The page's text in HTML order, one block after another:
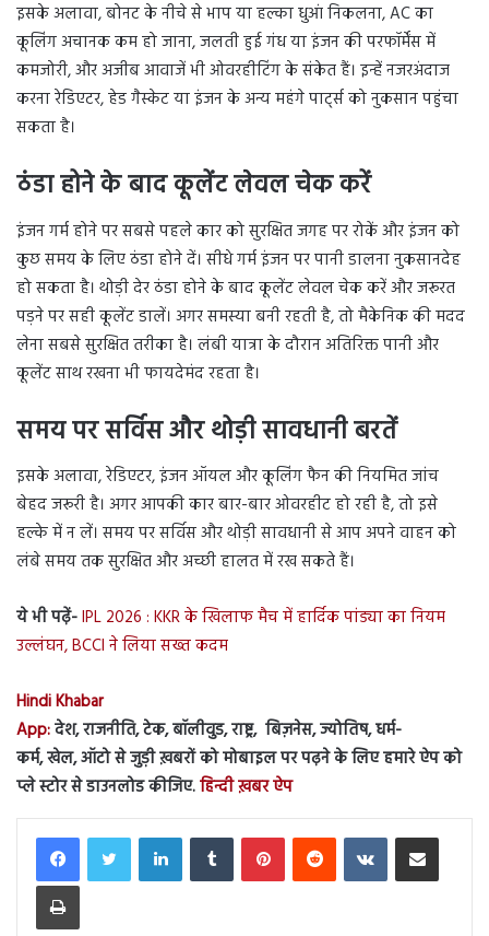
इसके अलावा, बोनट के नीचे से भाप या हल्का धुआं निकलना, AC का
कूलिंग अचानक कम हो जाना, जलती हुई गंध या इंजन की परफॉर्मेंस में
कमजोरी, और अजीब आवाजें भी ओवरहीटिंग के संकेत हैं। इन्हें नजरअंदाज
करना रेडिएटर, हेड गैस्केट या इंजन के अन्य महंगे पार्ट्स को नुकसान पहुंचा
सकता है।
ठंडा होने के बाद कूलेंट लेवल चेक करें
इंजन गर्म होने पर सबसे पहले कार को सुरक्षित जगह पर रोकें और इंजन को
कुछ समय के लिए ठंडा होने दें। सीधे गर्म इंजन पर पानी डालना नुकसानदेह
हो सकता है। थोड़ी देर ठंडा होने के बाद कूलेंट लेवल चेक करें और जरूरत
पड़ने पर सही कूलेंट डालें। अगर समस्या बनी रहती है, तो मैकेनिक की मदद
लेना सबसे सुरक्षित तरीका है। लंबी यात्रा के दौरान अतिरिक्त पानी और
कूलेंट साथ रखना भी फायदेमंद रहता है।
समय पर सर्विस और थोड़ी सावधानी बरतें
इसके अलावा, रेडिएटर, इंजन ऑयल और कूलिंग फैन की नियमित जांच
बेहद जरूरी है। अगर आपकी कार बार-बार ओवरहीट हो रही है, तो इसे
हल्के में न लें। समय पर सर्विस और थोड़ी सावधानी से आप अपने वाहन को
लंबे समय तक सुरक्षित और अच्छी हालत में रख सकते हैं।
ये भी पढ़ें-IPL 2026 : KKR के खिलाफ मैच में हार्दिक पांड्या का नियम
उल्लंघन, BCCI ने लिया सख्त कदम
Hindi Khabar
App:देश, राजनीति, टेक, बॉलीवुड, राष्ट्र, बिज़नेस, ज्योतिष, धर्म-
कर्म, खेल, ऑटो से जुड़ी ख़बरों को मोबाइल पर पढ़ने के लिए हमारे ऐप को
प्ले स्टोर से डाउनलोड कीजिए.हिन्दी ख़बर ऐप
LinkedInTumblr PinterestReddit VKontakteShare via Email
Print